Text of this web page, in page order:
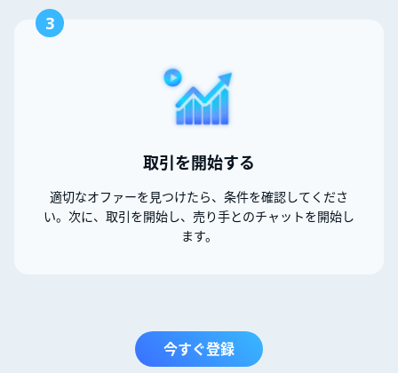
3
取引を開始する
適切なオファーを見つけたら、条件を確認してくださ
い。次に、取引を開始し、売り手とのチャットを開始し
ます。
今すぐ登録